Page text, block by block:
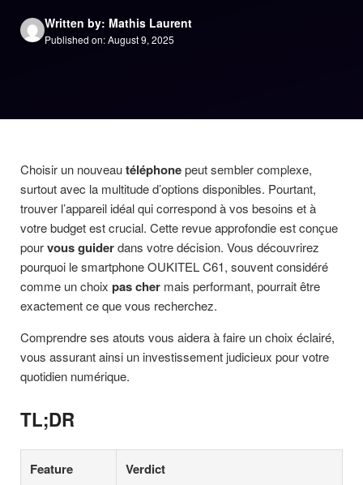
Written by: Mathis Laurent
Published on: August 9, 2025
Choisir un nouveautéléphonepeut sembler complexe,
surtout avec la multitude d’options disponibles. Pourtant,
trouver l’appareil idéal qui correspond à vos besoins et à
votre budget est crucial. Cette revue approfondie est conçue
pourvous guiderdans votre décision. Vous découvrirez
pourquoi le smartphone OUKITEL C61, souvent considéré
comme un choix pas cher mais performant, pourrait être
exactement ce que vous recherchez.
Comprendre ses atouts vous aidera à faire un choix éclairé,
vous assurant ainsi un investissement judicieux pour votre
quotidien numérique.
TL;DR
Feature Verdict